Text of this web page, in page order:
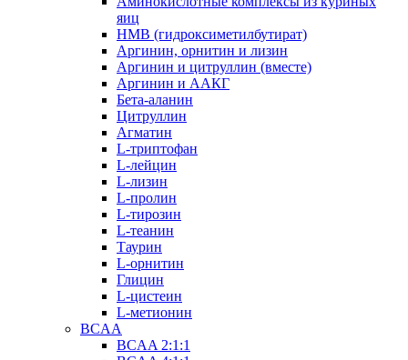
яиц
HMB (гидроксиметилбутират)
Аргинин, орнитин и лизин
Аргинин и цитруллин (вместе)
Аргинин и ААКГ
Бета-аланин
Цитруллин
Агматин
L-триптофан
L-лейцин
L-лизин
L-пролин
L-тирозин
L-теанин
Таурин
L-орнитин
Глицин
L-цистеин
L-метионин
BCAA
BCAA 2:1:1